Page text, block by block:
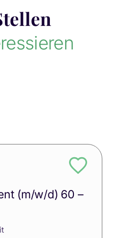
(m/w/d) 60 –